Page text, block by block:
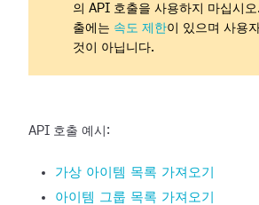
의 API 호출을 사용하지 마십시
출에는 속도 제한이 있으며 사용
것이 아닙니다.
API 호출 예시:
가상 아이템 목록 가져오기
아이템 그룹 목록 가져오기